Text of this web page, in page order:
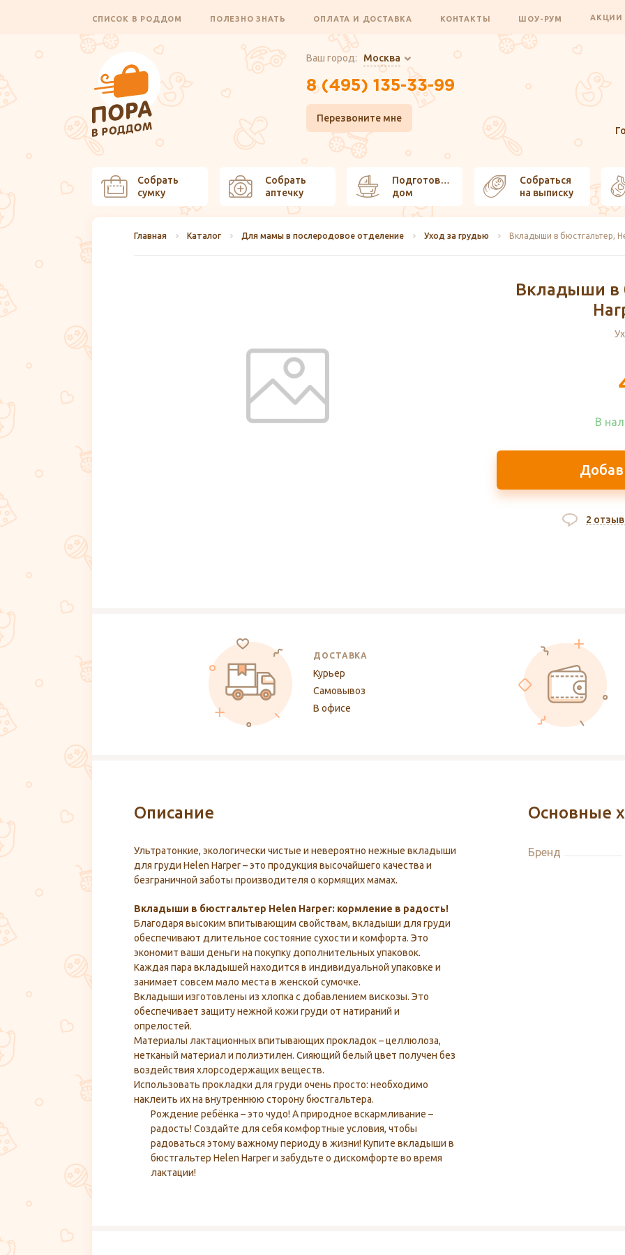
СПИСОК В РОДДОМ ПОЛЕЗНО ЗНАТЬ ОПЛАТА И ДОСТАВКА КОНТАКТЫ ШОУ-РУМ АКЦИИ
Ваш город: Москва
8 (495) 135-33-99
Перезвоните мне
Собрать
сумку
Собрать
аптечку
Подготовить
дом
Собраться
на выписку
Главная Каталог Для мамы в послеродовое отделение Уход за грудью Вкладыши в бюстгальтер,
Вкладыши в
В
2
ДОСТАВКА
Курьер
Самовывоз
В офисе
Описание
Ультратонкие, экологически чистые и невероятно нежные вкладыши
для груди Helen Harper – это продукция высочайшего качества и
безграничной заботы производителя о кормящих мамах.
Вкладыши в бюстгальтер Helen Harper: кормление в радость!
Благодаря высоким впитывающим свойствам, вкладыши для груди
обеспечивают длительное состояние сухости и комфорта. Это
экономит ваши деньги на покупку дополнительных упаковок.
Каждая пара вкладышей находится в индивидуальной упаковке и
занимает совсем мало места в женской сумочке.
Вкладыши изготовлены из хлопка с добавлением вискозы. Это
обеспечивает защиту нежной кожи груди от натираний и
опрелостей.
Материалы лактационных впитывающих прокладок – целлюлоза,
нетканый материал и полиэтилен. Сияющий белый цвет получен без
воздействия хлорсодержащих веществ.
Использовать прокладки для груди очень просто: необходимо
наклеить их на внутреннюю сторону бюстгальтера.
Рождение ребёнка – это чудо! А природное вскармливание –
радость! Создайте для себя комфортные условия, чтобы
радоваться этому важному периоду в жизни! Купите вкладыши в
бюстгальтер Helen Harper и забудьте о дискомфорте во время
лактации!
Основные
Бренд